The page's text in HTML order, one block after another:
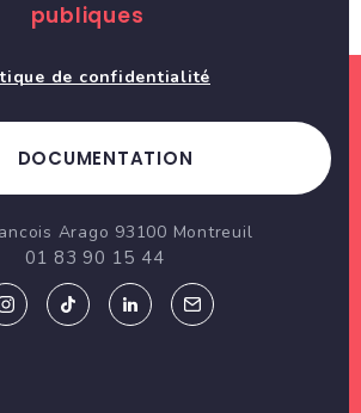
publiques
de confidentialité
DOCUMENTATION
Arago 93100 Montreuil
01 83 90 15 44